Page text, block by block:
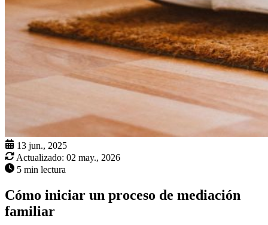
13 jun., 2025
Actualizado: 02 may., 2026
5 min lectura
Cómo iniciar un proceso de mediación
familiar